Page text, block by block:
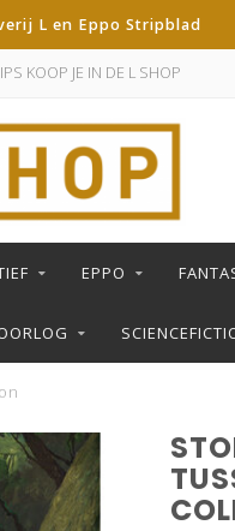
L en Eppo Stripblad
KOOP JE IN DE L SHOP
EPPO